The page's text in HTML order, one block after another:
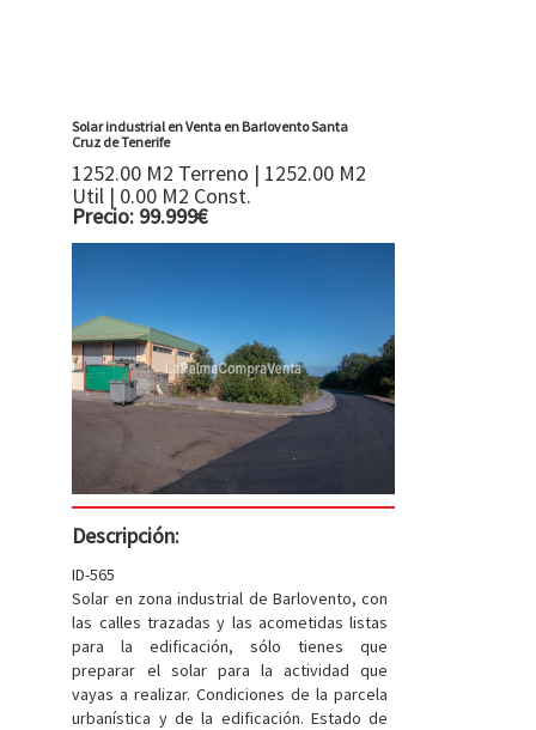
Solar industrial en Venta en Barlovento Santa
Cruz de Tenerife
1252.00 M2 Terreno | 1252.00 M2
Util | 0.00 M2 Const.
Precio: 99.999€
Descripción:
ID-565
Solar en zona industrial de Barlovento, con
las calles trazadas y las acometidas listas
para la edificación, sólo tienes que
preparar el solar para la actividad que
vayas a realizar. Condiciones de la parcela
urbanística y de la edificación. Estado de